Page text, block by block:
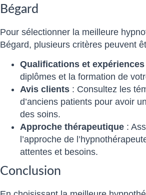
Bégard
Pour sélectionner la meilleure
Bégard, plusieurs critères peuvent
Qualifications et expériences
diplômes et la formation de
Avis clients : Consultez les
d’anciens patients pour avoir
des soins.
Approche thérapeutique :
l’approche de
attentes et besoins.
Conclusion